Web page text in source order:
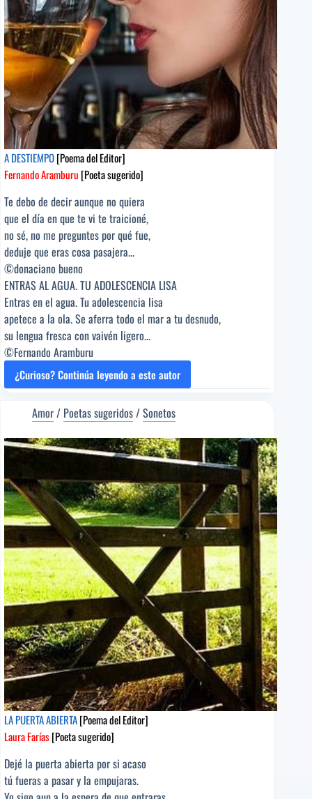
A DESTIEMPO[Poema del Editor]
Fernando Aramburu [Poeta sugerido]
Te debo de decir aunque no quiera
que el día en que te vi te traicioné,
no sé, no me preguntes por qué fue,
deduje que eras cosa pasajera...
©donaciano bueno
ENTRAS AL AGUA. TU ADOLESCENCIA LISA
Entras en el agua. Tu adolescencia lisa
apetece a la ola. Se aferra todo el mar a tu desnudo,
su lengua fresca con vaivén ligero...
©Fernando Aramburu
¿Curioso? Continúa leyendo a este autor
A
[Poema
del
Editor]
Fernando
[Poeta
sugerido]
Amor/ Poetas sugeridos/Sonetos
LA PUERTA ABIERTA[Poema del Editor]
Laura Farías[Poeta sugerido]
Dejé la puerta abierta por si acaso
tú fueras a pasar y la empujaras.